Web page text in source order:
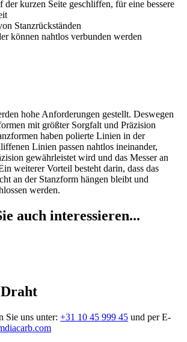
der kurzen Seite geschliffen, für eine bessere
Stanzrückständen
können nahtlos verbunden werden
hohe Anforderungen gestellt. Deswegen
mit größter Sorgfalt und Präzision
haben polierte Linien in der
Linien passen nahtlos ineinander,
gewährleistet wird und das Messer an
weiterer Vorteil besteht darin, dass das
an der Stanzform hängen bleibt und
werden.
auch interessieren...
Sie uns unter: +31 10 45 999 45 und per E-